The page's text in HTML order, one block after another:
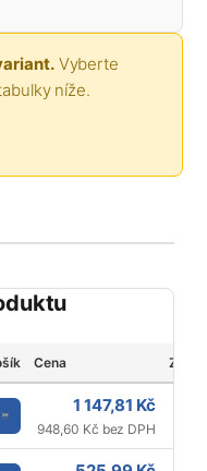
Vyberte
níže.
Cena
1 147,81 Kč
948,60 Kč bez DPH